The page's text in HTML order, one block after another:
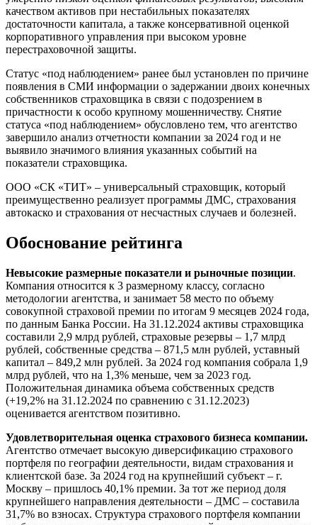
качеством активов при нестабильных показателях
достаточности капитала, а также консервативной оценкой
корпоративного управления при высоком уровне
перестраховочной защиты.
Статус «под наблюдением» ранее был установлен по причине
появления в СМИ информации о задержании двоих конечных
собственников страховщика в связи с подозрением в
причастности к особо крупному мошенничеству. Снятие
статуса «под наблюдением» обусловлено тем, что агентство
завершило анализ отчетности компании за 2024 год и не
выявило значимого влияния указанных событий на
показатели страховщика.
ООО «СК «ТИТ» – универсальный страховщик, который
преимущественно реализует программы ДМС, страхования
автокаско и страхования от несчастных случаев и болезней.
Обоснование рейтинга
Невысокие размерные показатели и рыночные позиции.
Компания относится к 3 размерному классу, согласно
методологии агентства, и занимает 58 место по объему
совокупной страховой премии по итогам 9 месяцев 2024 года,
по данным Банка России. На 31.12.2024 активы страховщика
составили 2,9 млрд рублей, страховые резервы – 1,7 млрд
рублей, собственные средства – 871,5 млн рублей, уставный
капитал – 849,2 млн рублей. За 2024 год компания собрала 1,9
млрд рублей, что на 1,3% меньше, чем за 2023 год.
Положительная динамика объема собственных средств
(+19,2% на 31.12.2024 по сравнению с 31.12.2023)
оценивается агентством позитивно.
Удовлетворительная оценка страхового бизнеса компании.
Агентство отмечает высокую диверсификацию страхового
портфеля по географии деятельности, видам страхования и
клиентской базе. За 2024 год на крупнейший субъект – г.
Москву – пришлось 40,1% премии. За тот же период доля
крупнейшего направления деятельности – ДМС – составила
31,7% во взносах. Структура страхового портфеля компании